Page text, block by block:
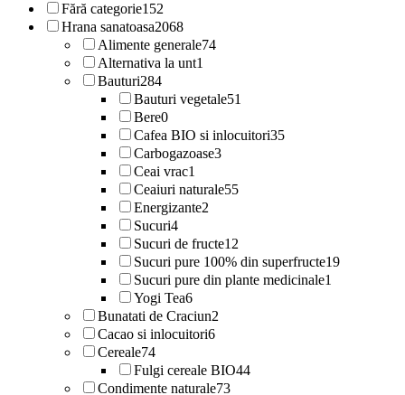
Fără categorie152
Hrana sanatoasa2068
Alimente generale74
Alternativa la unt1
Bauturi284
Bauturi vegetale51
Bere0
Cafea BIO si inlocuitori35
Carbogazoase3
Ceai vrac1
Ceaiuri naturale55
Energizante2
Sucuri4
Sucuri de fructe12
Sucuri pure 100% din superfructe19
Sucuri pure din plante medicinale1
Yogi Tea6
Bunatati de Craciun2
Cacao si inlocuitori6
Cereale74
Fulgi cereale BIO44
Condimente naturale73